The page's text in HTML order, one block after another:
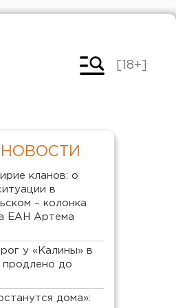
[18+]
НОВОСТИ
кланов: о
в
– колонка
ЕАН Артема
у «Калины» в
продлено до
дома»: